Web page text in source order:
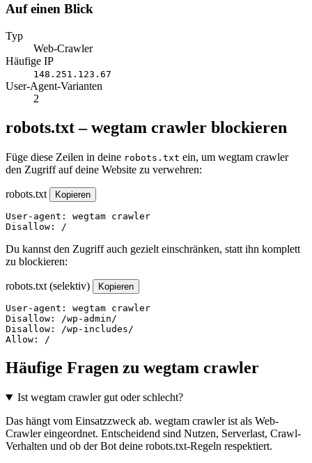
Auf einen Blick
Typ
Web-Crawler
Häufige IP
148.251.123.67
User-Agent-Varianten
2
robots.txt – wegtam crawler blockieren
Füge diese Zeilen in deine robots.txt ein, um wegtam crawler
den Zugriff auf deine Website zu verwehren:
robots.txt Kopieren
User-agent: wegtam crawler
Disallow: /
Du kannst den Zugriff auch gezielt einschränken, statt ihn komplett
zu blockieren:
robots.txt (selektiv) Kopieren
User-agent: wegtam crawler
Disallow: /wp-admin/
Disallow: /wp-includes/
Allow: /
Häufige Fragen zu wegtam crawler
Ist wegtam crawler gut oder schlecht?
Das hängt vom Einsatzzweck ab. wegtam crawler ist als Web-
Crawler eingeordnet. Entscheidend sind Nutzen, Serverlast, Crawl-
Verhalten und ob der Bot deine robots.txt-Regeln respektiert.